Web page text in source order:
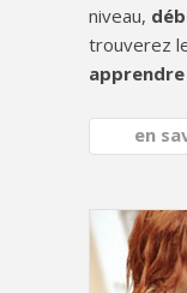
niveau,
trouverez
en